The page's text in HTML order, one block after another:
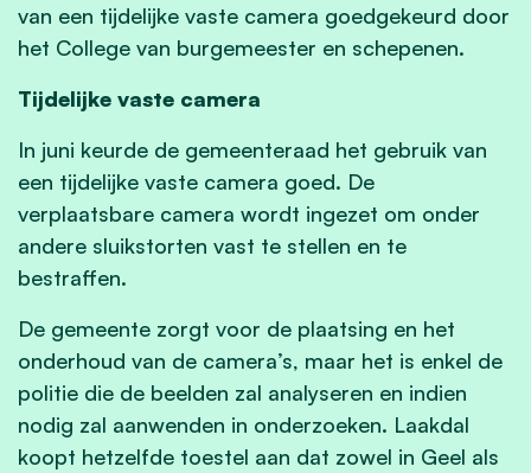
van een tijdelijke vaste camera goedgekeurd door
het College van burgemeester en schepenen.
Tijdelijke vaste camera
In juni keurde de gemeenteraad het gebruik van
een tijdelijke vaste camera goed. De
verplaatsbare camera wordt ingezet om onder
andere sluikstorten vast te stellen en te
bestraffen.
De gemeente zorgt voor de plaatsing en het
onderhoud van de camera’s, maar het is enkel de
politie die de beelden zal analyseren en indien
nodig zal aanwenden in onderzoeken. Laakdal
koopt hetzelfde toestel aan dat zowel in Geel als